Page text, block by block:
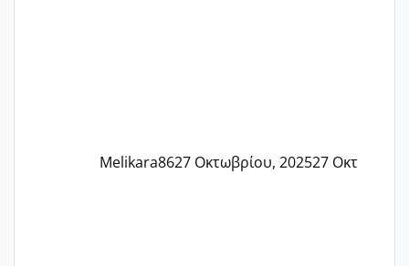
Melikara8627 Οκτωβρίου, 202527 Οκτ